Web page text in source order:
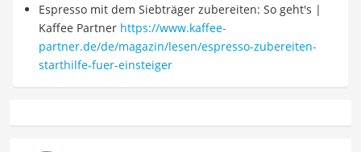
Espresso mit dem Siebträger zubereiten: So geht's |
Kaffee Partner https://www.kaffee-
partner.de/de/magazin/lesen/espresso-zubereiten-
starthilfe-fuer-einsteiger